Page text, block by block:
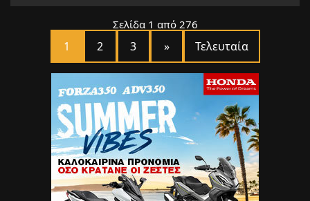
Σελίδα 1 από 276
1 2 3 » Τελευταία